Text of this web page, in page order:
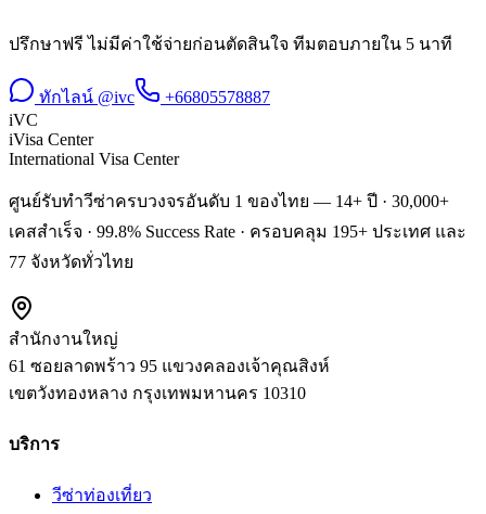
ปรึกษาฟรี ไม่มีค่าใช้จ่ายก่อนตัดสินใจ ทีมตอบภายใน 5 นาที
ทักไลน์ @ivc
+66805578887
iVC
iVisa Center
International Visa Center
ศูนย์รับทำวีซ่าครบวงจรอันดับ 1 ของไทย — 14+ ปี · 30,000+
เคสสำเร็จ · 99.8% Success Rate · ครอบคลุม 195+ ประเทศ และ
77 จังหวัดทั่วไทย
สำนักงานใหญ่
61 ซอยลาดพร้าว 95 แขวงคลองเจ้าคุณสิงห์
เขตวังทองหลาง กรุงเทพมหานคร 10310
บริการ
วีซ่าท่องเที่ยว